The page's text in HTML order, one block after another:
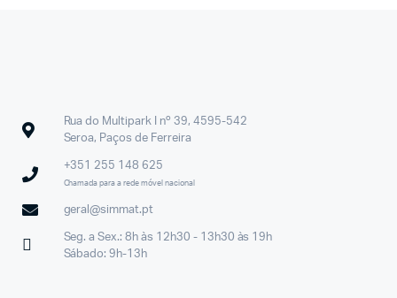
Rua do Multipark I nº 39, 4595-542
Seroa, Paços de Ferreira
+351 255 148 625
Chamada para a rede móvel nacional
geral@simmat.pt
Seg. a Sex.: 8h às 12h30 - 13h30 às 19h
Sábado: 9h-13h